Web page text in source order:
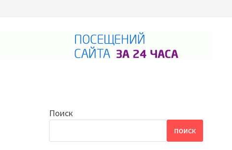
Поиск
ПОИСК